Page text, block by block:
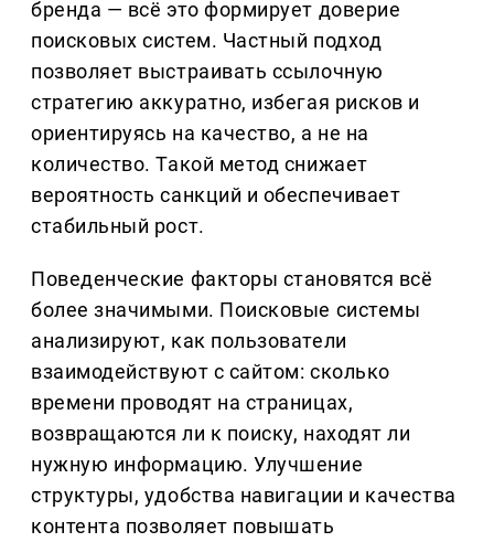
бренда — всё это формирует доверие
поисковых систем. Частный подход
позволяет выстраивать ссылочную
стратегию аккуратно, избегая рисков и
ориентируясь на качество, а не на
количество. Такой метод снижает
вероятность санкций и обеспечивает
стабильный рост.
Поведенческие факторы становятся всё
более значимыми. Поисковые системы
анализируют, как пользователи
взаимодействуют с сайтом: сколько
времени проводят на страницах,
возвращаются ли к поиску, находят ли
нужную информацию. Улучшение
структуры, удобства навигации и качества
контента позволяет повышать